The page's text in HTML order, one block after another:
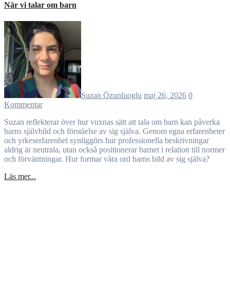
När vi talar om barn
Suzan Özunluoglu maj 26, 2026 0
Kommentar
Suzan reflekterar över hur vuxnas sätt att tala om barn kan påverka
barns självbild och förståelse av sig själva. Genom egna erfarenheter
och yrkeserfarenhet synliggörs hur professionella beskrivningar
aldrig är neutrala, utan också positionerar barnet i relation till normer
och förväntningar. Hur formar våra ord barns bild av sig själva?
Läs mer...